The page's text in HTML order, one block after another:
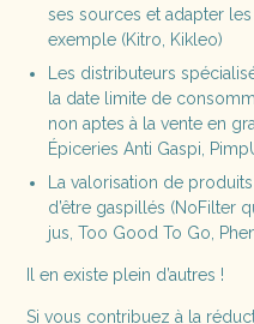
ses sources et adapter
exemple (Kitro, Kikleo)
Les distributeurs
la date limite de
non aptes à la vente en
Épiceries Anti Gaspi,
La valorisation de
d’être gaspillés (NoFilter
jus, Too Good To Go,
Il en existe plein d’autres !
Si vous contribuez à la